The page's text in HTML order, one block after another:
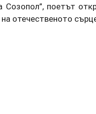
Созопол”, поетът
отечественото